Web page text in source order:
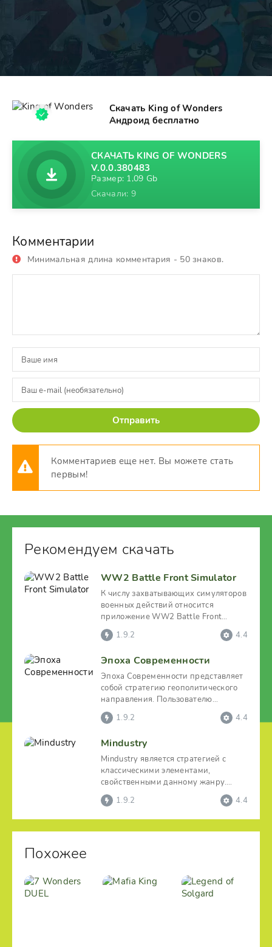
Скачать King of Wonders
Андроид бесплатно
СКАЧАТЬ KING OF WONDERS
V.0.0.380483
Размер: 1,09 Gb
Скачали: 9
Комментарии
Минимальная длина комментария - 50 знаков.
Отправить
Комментариев еще нет. Вы можете стать
первым!
Рекомендуем скачать
WW2 Battle Front Simulator
К числу захватывающих симуляторов
военных действий относится
приложение WW2 Battle Front
Simulator. Действия в данной
1.9.2 4.4
Эпоха Современности
Эпоха Современности представляет
собой стратегию геополитического
направления. Пользователю
предлагается стать главой
1.9.2 4.4
Mindustry
Mindustry является стратегией с
классическими элементами,
свойственными данному жанру.
Геймеру необходимо встать на
1.9.2 4.4
Похожее